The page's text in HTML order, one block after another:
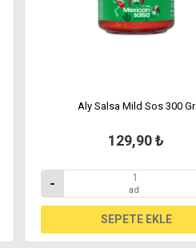
Aly Salsa Mild Sos 300 Gr
129,90 ₺
- ad